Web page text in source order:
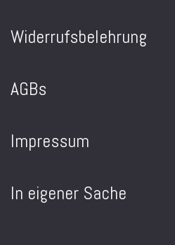
Widerrufsbelehrung
AGBs
Impressum
In eigener Sache